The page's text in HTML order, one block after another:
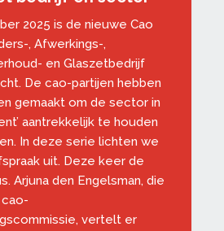
2025 is de nieuwe Cao
, Afwerkings-,
en Glaszetbedrijf
De cao-partijen hebben
gemaakt om de sector in
aantrekkelijk te houden
In deze serie lichten we
uit. Deze keer de
Arjuna den Engelsman, die
vertelt er